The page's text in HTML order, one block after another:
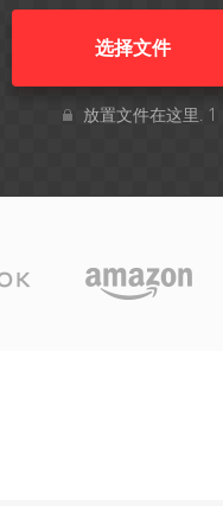
选择文件
放置文件在这里.